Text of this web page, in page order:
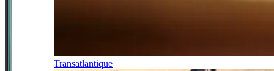
Transatlantique